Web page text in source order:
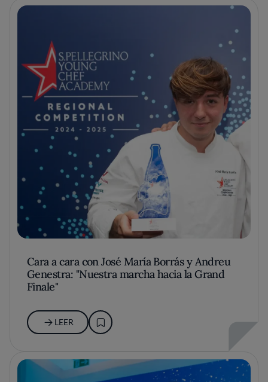
Cara a cara con José María Borrás y Andreu
Genestra: "Nuestra marcha hacia la Grand
Finale"
LEER